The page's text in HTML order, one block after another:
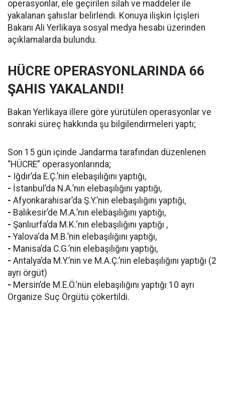
operasyonlar, ele geçirilen silah ve maddeler ile
yakalanan şahıslar belirlendi. Konuya ilişkin İçişleri
Bakanı Ali Yerlikaya sosyal medya hesabı üzerinden
açıklamalarda bulundu.
HÜCRE OPERASYONLARINDA 66
ŞAHIS YAKALANDI!
Bakan Yerlikaya illere göre yürütülen operasyonlar ve
sonraki süreç hakkında şu bilgilendirmeleri yaptı;
Son 15 gün içinde Jandarma tarafından düzenlenen
“HÜCRE” operasyonlarında;
- Iğdır’da E.Ç.’nin elebaşılığını yaptığı,
- İstanbul’da N.A.’nın elebaşılığını yaptığı,
- Afyonkarahisar’da Ş.Y.’nin elebaşılığını yaptığı,
- Balıkesir’de M.A.’nın elebaşılığını yaptığı,
- Şanlıurfa’da M.K.‘nın elebaşılığını yaptığı ,
- Yalova‘da M.B.’nin elebaşılığını yaptığı,
- Manisa’da C.G.’nin elebaşılığını yaptığı,
- Antalya’da M.Y.’nin ve M.A.Ç.’nin elebaşılığını yaptığı (2
ayrı örgüt)
- Mersin’de M.E.Ö.’nün elebaşılığını yaptığı 10 ayrı
Organize Suç Örgütü çökertildi.